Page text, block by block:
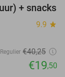
52%
+ snacks
9.9 star
Regulier €40,25
€19,50